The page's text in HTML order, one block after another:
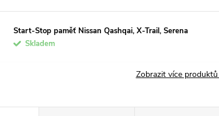
Start-Stop paměť Nissan Qashqai, X-Trail, Serena
Skladem
Zobrazit více produktů